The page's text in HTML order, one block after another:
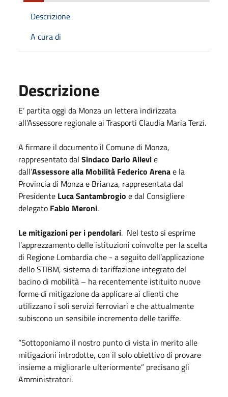
Descrizione
A cura di
Descrizione
E’ partita oggi da Monza un lettera indirizzata
all’Assessore regionale ai Trasporti Claudia Maria Terzi.
A firmare il documento il Comune di Monza,
rappresentato dal Sindaco Dario Allevie
dall’Assessore alla Mobilità Federico Arenae la
Provincia di Monza e Brianza, rappresentata dal
Presidente Luca Santambrogio e dal Consigliere
delegato Fabio Meroni.
Le mitigazioni per i pendolari. Nel testo si esprime
l’apprezzamento delle istituzioni coinvolte per la scelta
di Regione Lombardia che - a seguito dell’applicazione
dello STIBM, sistema di tariffazione integrato del
bacino di mobilità – ha recentemente istituito nuove
forme di mitigazione da applicare ai clienti che
utilizzano i soli servizi ferroviari e che attualmente
subiscono un sensibile incremento delle tariffe.
“Sottoponiamo il nostro punto di vista in merito alle
mitigazioni introdotte, con il solo obiettivo di provare
insieme a migliorarle ulteriormente” precisano gli
Amministratori.